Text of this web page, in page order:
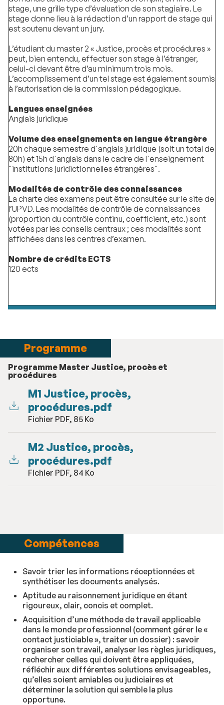
stage, une grille type d’évaluation de son stagiaire. Le
stage donne lieu à la rédaction d’un rapport de stage qui
est soutenu devant un jury.
L’étudiant du master 2 « Justice, procès et procédures »
peut, bien entendu, effectuer son stage à l’étranger,
celui-ci devant être d’au minimum trois mois.
L’accomplissement d’un tel stage est également soumis
à l’autorisation de la commission pédagogique.
Langues enseignées
Anglais juridique
Volume des enseignements en langue étrangère
20h chaque semestre d'anglais juridique (soit un total de
80h) et 15h d'anglais dans le cadre de l'enseignement
"institutions juridictionnelles étrangères".
Modalités de contrôle des connaissances
La charte des examens peut être consultée sur le site de
l’UPVD. Les modalités de contrôle de connaissances
(proportion du contrôle continu, coefficient, etc.) sont
votées par les conseils centraux ; ces modalités sont
affichées dans les centres d’examen.
Nombre de crédits ECTS
120 ects
Programme
Programme Master Justice, procès et
procédures
M1 Justice, procès,
procédures.pdf
Fichier PDF, 85 Ko
M2 Justice, procès,
procédures.pdf
Fichier PDF, 84 Ko
Compétences
Savoir trier les informations réceptionnées et
synthétiser les documents analysés.
Aptitude au raisonnement juridique en étant
rigoureux, clair, concis et complet.
Acquisition d’une méthode de travail applicable
dans le monde professionnel (comment gérer le «
contact justiciable », traiter un dossier) : savoir
organiser son travail, analyser les règles juridiques,
rechercher celles qui doivent être appliquées,
réfléchir aux différentes solutions envisageables,
qu’elles soient amiables ou judiciaires et
déterminer la solution qui semble la plus
opportune.